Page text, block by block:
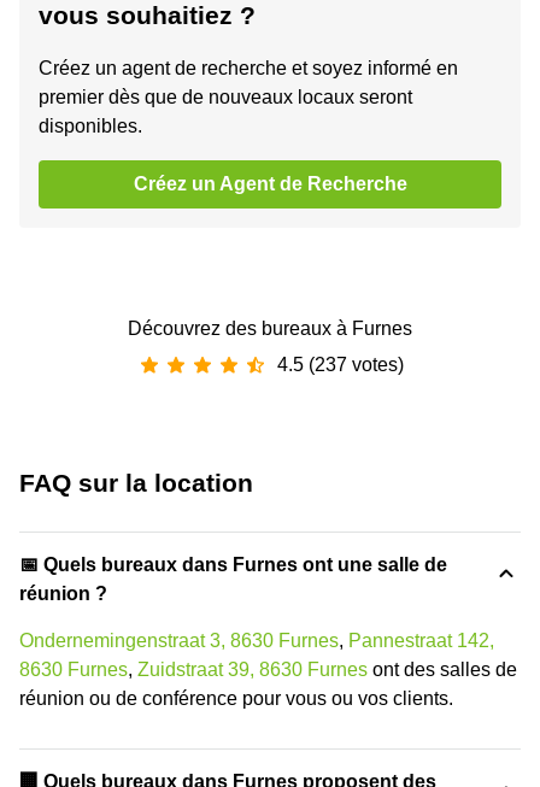
vous souhaitiez ?
Créez un agent de recherche et soyez informé en
premier dès que de nouveaux locaux seront
disponibles.
Créez un Agent de Recherche
Découvrez des bureaux à Furnes
4.5 (237 votes)
FAQ sur la location
📅 Quels bureaux dans Furnes ont une salle de
réunion ?
Ondernemingenstraat 3, 8630 Furnes, Pannestraat 142,
8630 Furnes, Zuidstraat 39, 8630 Furnes ont des salles de
réunion ou de conférence pour vous ou vos clients.
‍🏢 Quels bureaux dans Furnes proposent des